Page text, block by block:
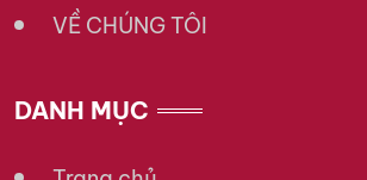
VỀ CHÚNG TÔI
DANH MỤC